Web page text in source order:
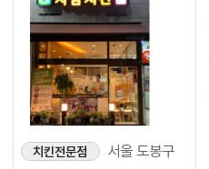
치킨전문점 서울 도봉구